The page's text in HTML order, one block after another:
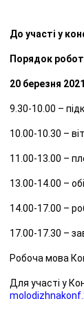
До участі у
Порядок
20 березня
9.30-10.00 –
10.00-10.30 –
11.00-13.00 –
13.00-14.00 –
14.00-17.00 –
17.00-17.30 –
Робоча мова
Для участі у